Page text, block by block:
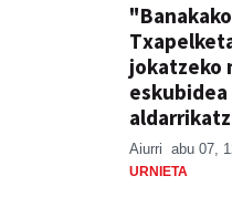
"Banakako
jokatzeko
eskubidea
Aiurri abu 07,
URNIETA